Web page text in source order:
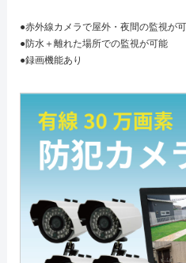
●赤外線カメラで屋外・夜間の監視が
●防水＋離れた場所での監視が可能
●録画機能あり